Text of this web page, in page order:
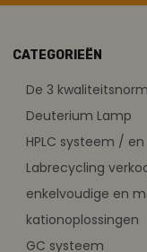
CATEGORIEËN
De 3
Deuterium Lamp
HPLC systeem / en
Labrecycling
enkelvoudige en
kationoplossingen
GC systeem